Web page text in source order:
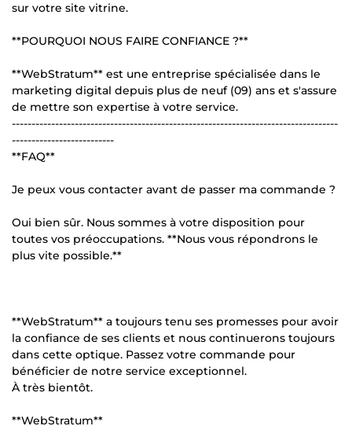
sur votre site vitrine.
**POURQUOI NOUS FAIRE CONFIANCE ?**
**WebStratum** est une entreprise spécialisée dans le
marketing digital depuis plus de neuf (09) ans et s'assure
de mettre son expertise à votre service.
-----------------------------------------------------------------------------------
--------------------------
**FAQ**
Je peux vous contacter avant de passer ma commande ?
Oui bien sûr. Nous sommes à votre disposition pour
toutes vos préoccupations. **Nous vous répondrons le
plus vite possible.**
**WebStratum** a toujours tenu ses promesses pour avoir
la confiance de ses clients et nous continuerons toujours
dans cette optique. Passez votre commande pour
bénéficier de notre service exceptionnel.
À très bientôt.
**WebStratum**